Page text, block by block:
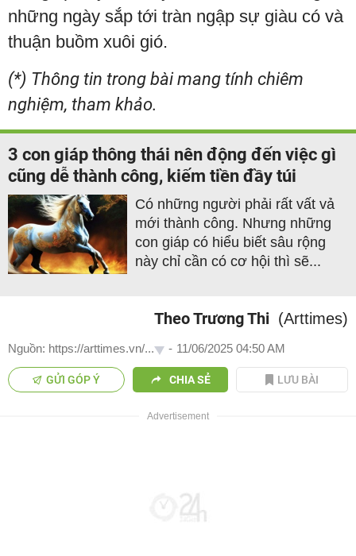
những ngày sắp tới tràn ngập sự giàu có và
thuận buồm xuôi gió.
(*) Thông tin trong bài mang tính chiêm
nghiệm, tham khảo.
3 con giáp thông thái nên động đến việc gì
cũng dễ thành công, kiếm tiền đầy túi
Có những người phải rất vất vả
mới thành công. Nhưng những
con giáp có hiểu biết sâu rộng
này chỉ cần có cơ hội thì sẽ...
Theo Trương Thi (Arttimes)
Nguồn: https://arttimes.vn/... - 11/06/2025 04:50 AM
GỬI GÓP Ý CHIA SẺ LƯU BÀI